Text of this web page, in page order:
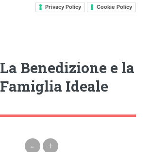
Privacy Policy Cookie Policy
La Benedizione e la
Famiglia Ideale
- +